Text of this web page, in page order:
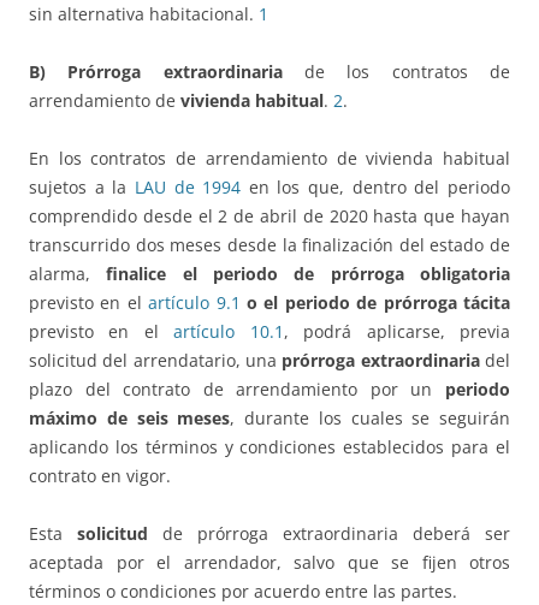
sin alternativa habitacional. 1
B) Prórroga extraordinariade los contratos de
arrendamiento de vivienda habitual. 2.
En los contratos de arrendamiento de vivienda habitual
sujetos a la LAU de 1994 en los que, dentro del periodo
comprendido desde el 2 de abril de 2020 hasta que hayan
transcurrido dos meses desde la finalización del estado de
alarma,finalice el periodo de prórroga obligatoria
previsto en elartículo 9.1 o el periodo de prórroga tácita
previsto en elartículo 10.1 , podrá aplicarse, previa
solicitud del arrendatario, una prórroga extraordinariadel
plazo del contrato de arrendamiento por un periodo
máximo de seis meses, durante los cuales se seguirán
aplicando los términos y condiciones establecidos para el
contrato en vigor.
Esta solicitud de prórroga extraordinaria deberá ser
aceptada por el arrendador, salvo que se fijen otros
términos o condiciones por acuerdo entre las partes.